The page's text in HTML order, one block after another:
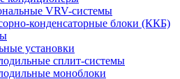
VRV-системы
конденсаторные блоки (ККБ)
установки
сплит-системы
моноблоки